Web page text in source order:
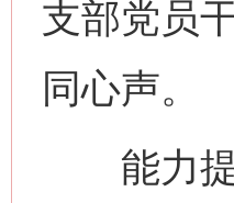
支部党员
同心声。
能力提